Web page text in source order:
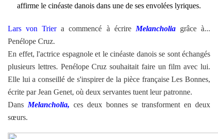
affirme le cinéaste danois dans une de ses envolées lyriques.
Lars von Triera commencé à écrire Melancholia grâce à...
Penélope Cruz.
En effet, l'actrice espagnole et le cinéaste danois se sont échangés
plusieurs lettres. Penélope Cruz souhaitait faire un film avec lui.
Elle lui a conseillé de s'inspirer de la pièce française Les Bonnes,
écrite par Jean Genet, où deux servantes tuent leur patronne.
Dans Melancholia, ces deux bonnes se transforment en deux
sœurs.